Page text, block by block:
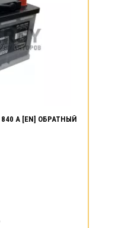
840 А [EN] ОБРАТНЫЙ